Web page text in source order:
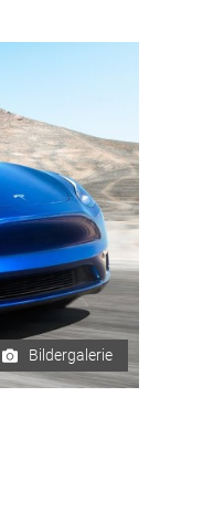
Bildergalerie